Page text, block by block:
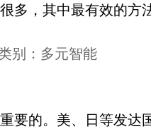
多，其中最有效的方
类别：多元智能
要的。美、日等发达